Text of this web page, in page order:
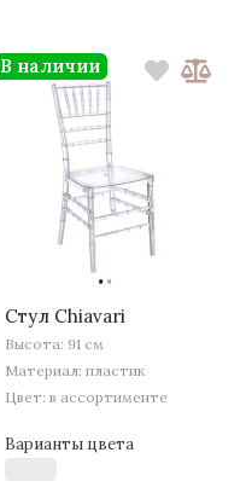
··
Стул Chiavari
Высота: 91 см
Материал: пластик
Цвет: в ассортименте
Варианты цвета
В наличии